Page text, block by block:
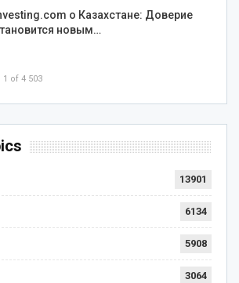
о Казахстане: Доверие
новым…
1 of 4 503
13901
6134
5908
3064